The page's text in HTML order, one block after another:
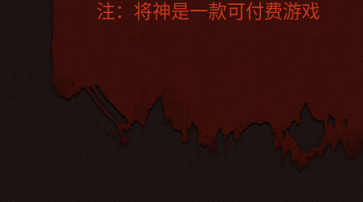
注：将神是一款可付费游戏